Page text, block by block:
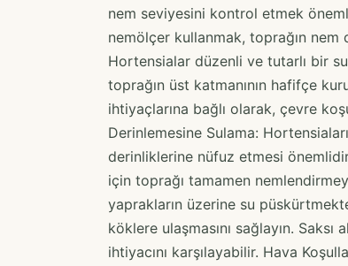
nem seviyesini kontrol etmek
nemölçer kullanmak, toprağın
Hortensialar düzenli ve tutarlı bir
toprağın üst katmanının hafifçe
ihtiyaçlarına bağlı olarak, çevre
Derinlemesine Sulama:
derinliklerine nüfuz etmesi
için toprağı tamamen
yaprakların üzerine su
köklere ulaşmasını sağlayın.
ihtiyacını karşılayabilir. Hava